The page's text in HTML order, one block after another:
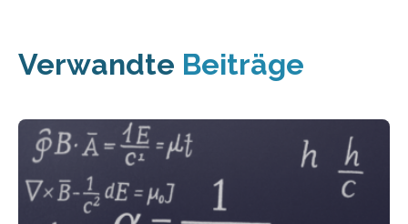
Verwandte Beiträge